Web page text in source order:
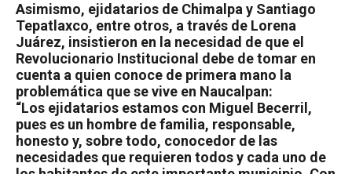
Asimismo, ejidatarios de Chimalpa y Santiago
Tepatlaxco, entre otros, a través de Lorena
Juárez, insistieron en la necesidad de que el
Revolucionario Institucional debe de tomar en
cuenta a quien conoce de primera mano la
problemática que se vive en Naucalpan:
“Los ejidatarios estamos con Miguel Becerril,
pues es un hombre de familia, responsable,
honesto y, sobre todo, conocedor de las
necesidades que requieren todos y cada uno de